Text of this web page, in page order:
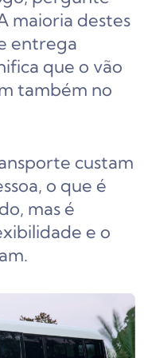
maioria destes
entrega
que o vão
também no
custam
o que é
mas é
e o